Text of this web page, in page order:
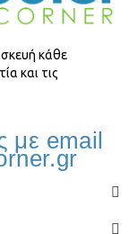
κάθε
και τις
με email